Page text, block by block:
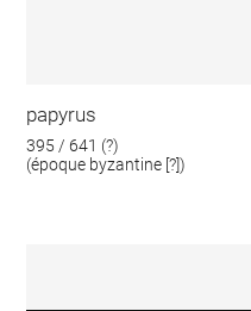
papyrus
395 / 641 (?)
(époque byzantine [?])